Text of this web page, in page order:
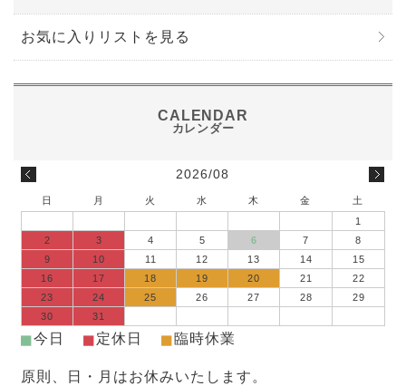
お気に入りリストを見る
2026/08
日 月 火 水 木 金
土
1
2
3 4 5 6 7
8
9
10 11 12 13 14
15
16
17 18 19 20 21
22
23
24 25 26 27 28
29
30
31
■今日 ■定休日 ■臨時休業
原則、日・月はお休みいたします。